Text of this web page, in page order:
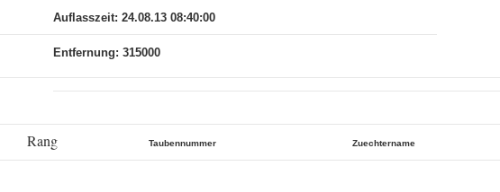
Auflasszeit: 24.08.13 08:40:00
Entfernung: 315000
Rang Taubennummer Zuechtername